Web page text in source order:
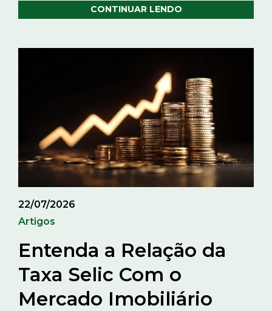
CONTINUAR LENDO
22/07/2026
Artigos
Entenda a Relação da
Taxa Selic Com o
Mercado Imobiliário